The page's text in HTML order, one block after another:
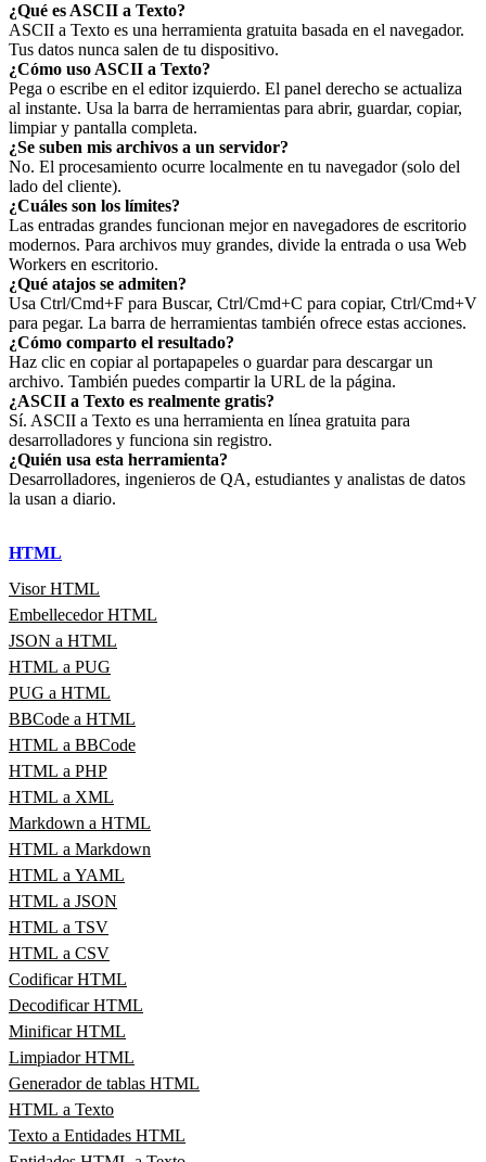
¿Qué es ASCII a Texto?
ASCII a Texto es una herramienta gratuita basada en el navegador.
Tus datos nunca salen de tu dispositivo.
¿Cómo uso ASCII a Texto?
Pega o escribe en el editor izquierdo. El panel derecho se actualiza
al instante. Usa la barra de herramientas para abrir, guardar, copiar,
limpiar y pantalla completa.
¿Se suben mis archivos a un servidor?
No. El procesamiento ocurre localmente en tu navegador (solo del
lado del cliente).
¿Cuáles son los límites?
Las entradas grandes funcionan mejor en navegadores de escritorio
modernos. Para archivos muy grandes, divide la entrada o usa Web
Workers en escritorio.
¿Qué atajos se admiten?
Usa Ctrl/Cmd+F para Buscar, Ctrl/Cmd+C para copiar, Ctrl/Cmd+V
para pegar. La barra de herramientas también ofrece estas acciones.
¿Cómo comparto el resultado?
Haz clic en copiar al portapapeles o guardar para descargar un
archivo. También puedes compartir la URL de la página.
¿ASCII a Texto es realmente gratis?
Sí. ASCII a Texto es una herramienta en línea gratuita para
desarrolladores y funciona sin registro.
¿Quién usa esta herramienta?
Desarrolladores, ingenieros de QA, estudiantes y analistas de datos
la usan a diario.
HTML
Visor HTML
Embellecedor HTML
JSON a HTML
HTML a PUG
PUG a HTML
BBCode a HTML
HTML a BBCode
HTML a PHP
HTML a XML
Markdown a HTML
HTML a Markdown
HTML a YAML
HTML a JSON
HTML a TSV
HTML a CSV
Codificar HTML
Decodificar HTML
Minificar HTML
Limpiador HTML
Generador de tablas HTML
HTML a Texto
Texto a Entidades HTML